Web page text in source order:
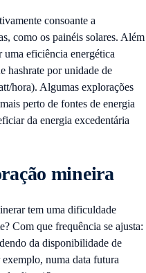
consoante a
como os painéis solares. Além
eficiência energética
hashrate por unidade de
hora). Algumas explorações
perto de fontes de energia
da energia excedentária
mineira
tem uma dificuldade
Com que frequência se ajusta:
da disponibilidade de
numa data futura